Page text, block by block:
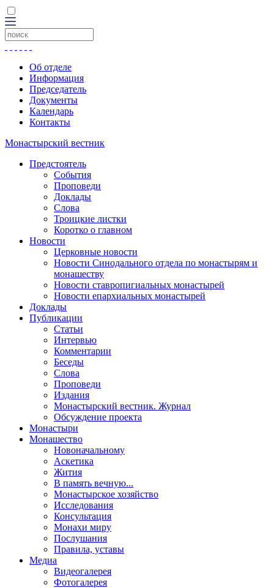
Об отделе
Информация
Председатель
Документы
Календарь
Контакты
Монастырский вестник
Предстоятель
События
Проповеди
Доклады
Слова
Троицкие листки
Коротко о главном
Новости
Церковные новости
Новости Синодального отдела по монастырям и
монашеству
Новости ставропигиальных монастырей
Новости епархиальных монастырей
Доклады
Публикации
Статьи
Интервью
Комментарии
Беседы
Слова
Проповеди
Издания
Монастырский вестник. Журнал
Обсуждение проекта
Монастыри
Монашество
Новоначальному
Аскетика
Жития
В память вечную...
Монастырское хозяйство
Исследования
Консультация
Монахи миру
Послушания
Правила, уставы
Медиа
Видеогалерея
Фотогалерея